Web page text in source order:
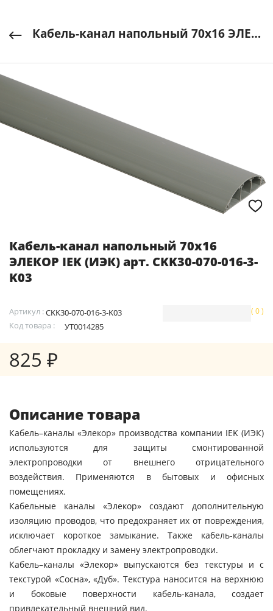
Кабель-канал напольный 70х16 ЭЛЕКОР IEK (ИЭК) арт. CKK30-070-016-3-K03
Кабель-канал напольный 70х16
ЭЛЕКОР IEK (ИЭК) арт. CKK30-070-016-3-
K03
Артикул :CKK30-070-016-3-K03
Код товара :
УТ0014285
( 0 )
825 ₽
Описание товара
Кабель–каналы «Элекор» производства компании IEK (ИЭК)
используются для защиты смонтированной
электропроводки от внешнего отрицательного
воздействия. Применяются в бытовых и офисных
помещениях.
Кабельные каналы «Элекор» создают дополнительную
изоляцию проводов, что предохраняет их от повреждения,
исключает короткое замыкание. Также кабель-каналы
облегчают прокладку и замену электропроводки.
Кабель–каналы «Элекор» выпускаются без текстуры и с
текстурой «Сосна», «Дуб». Текстура наносится на верхнюю
и боковые поверхности кабель-канала, создает
привлекательный внешний вид.